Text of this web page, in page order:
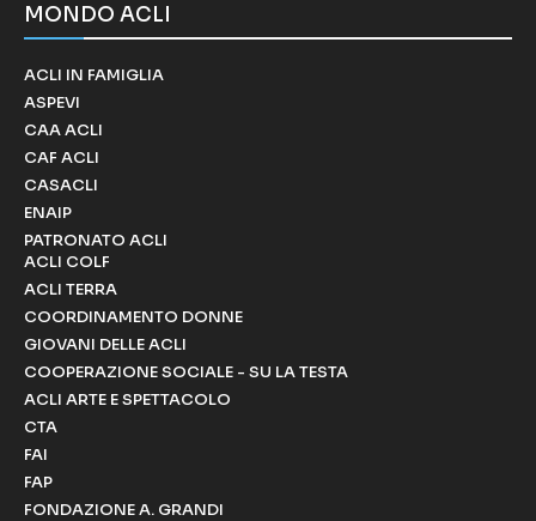
MONDO ACLI
ACLI IN FAMIGLIA
ASPEVI
CAA ACLI
CAF ACLI
CASACLI
ENAIP
PATRONATO ACLI
ACLI COLF
ACLI TERRA
COORDINAMENTO DONNE
GIOVANI DELLE ACLI
COOPERAZIONE SOCIALE - SU LA TESTA
ACLI ARTE E SPETTACOLO
CTA
FAI
FAP
FONDAZIONE A. GRANDI